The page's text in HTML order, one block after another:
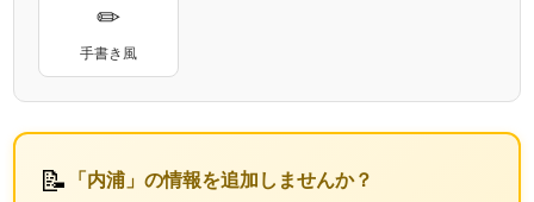
✏
手書き風
📝 「内浦」の情報を追加しませんか？